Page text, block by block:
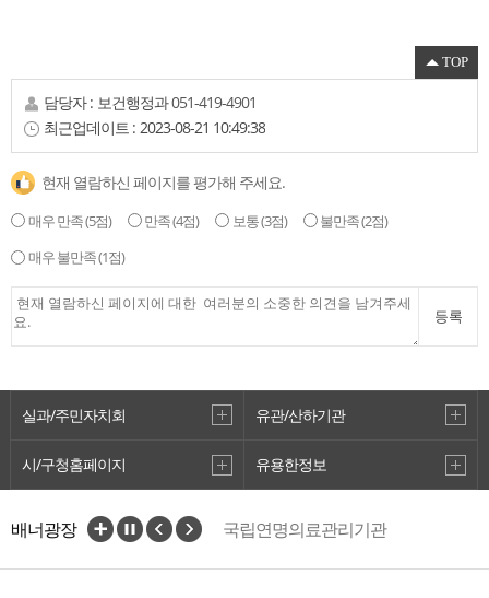
TOP
담당자 : 보건행정과051-419-4901
최근업데이트 : 2023-08-21 10:49:38
현재 열람하신 페이지를 평가해 주세요.
매우 만족(5점) 만족(4점) 보통(3점) 불만족(2점)
매우 불만족(1점)
등록
실과/주민자치회 유관/산하기관
시/구청홈페이지 유용한정보
배너광장
국립연명의료관리기관